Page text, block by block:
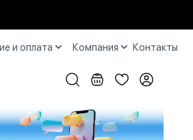
и оплата Компания Контакты